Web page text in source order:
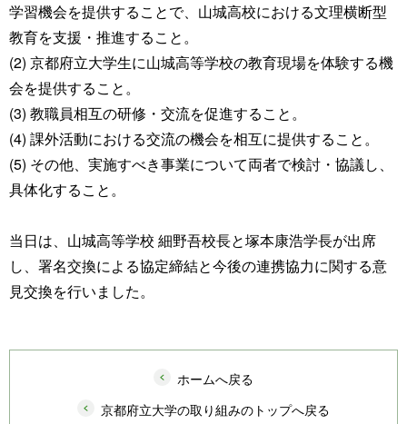
学習機会を提供することで、山城高校における文理横断型
教育を支援・推進すること。
(2) 京都府立大学生に山城高等学校の教育現場を体験する機
会を提供すること。
(3) 教職員相互の研修・交流を促進すること。
(4) 課外活動における交流の機会を相互に提供すること。
(5) その他、実施すべき事業について両者で検討・協議し、
具体化すること。
当日は、山城高等学校 細野吾校長と塚本康浩学長が出席
し、署名交換による協定締結と今後の連携協力に関する意
見交換を行いました。
京都府立大学の取り組みのトップへ戻る
ホームへ戻る